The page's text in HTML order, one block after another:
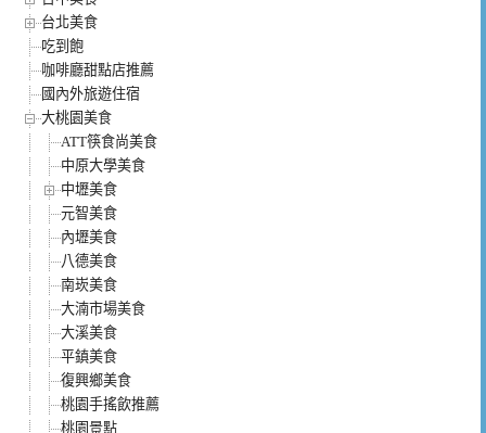
台北美食
吃到飽
咖啡廳甜點店推薦
國內外旅遊住宿
大桃園美食
ATT筷食尚美食
中原大學美食
中壢美食
元智美食
內壢美食
八德美食
南崁美食
大湳市場美食
大溪美食
平鎮美食
復興鄉美食
桃園手搖飲推薦
桃園景點